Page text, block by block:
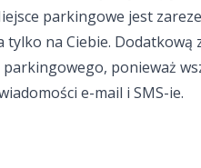
parkingowe jest
tylko na Ciebie.
ponieważ
e-mail i SMS-ie.